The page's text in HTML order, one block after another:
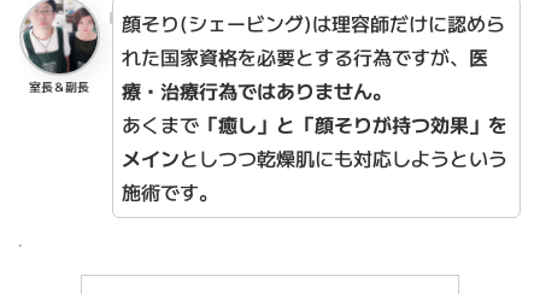
室長＆副長
顔そり(シェービング)は理容師だけに認めら
れた国家資格を必要とする行為ですが、 医
療・治療行為ではありません。
あくまで「癒し」と「顔そりが持つ効果」を
メインとしつつ乾燥肌にも対応しようという
施術です。